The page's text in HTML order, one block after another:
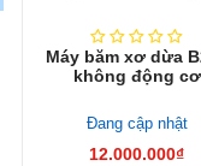
Máy băm xơ dừa
không động cơ
Đang cập nhật
12.000.000₫